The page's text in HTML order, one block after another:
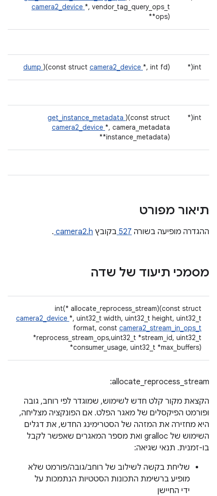
camera2_device *, vendor_tag_query_ops_t
**ops)
int(*
dump )(const struct camera2_device *, int fd)
int(*
get_instance_metadata )(const struct
camera2_device *, camera_metadata
**instance_metadata)
תיאור מפורט
ההגדרה מופיעה בשורה 527 בקובץ camera2.h
.
מסמכי תיעוד של שדה
int(* allocate_reprocess_stream)(const struct
camera2_device *, uint32_t width, uint32_t height, uint32_t
format, const camera2_stream_in_ops_t
*reprocess_stream_ops,uint32_t *stream_id, uint32_t
*consumer_usage, uint32_t *max_buffers)
allocate_reprocess_stream:
הקצאת מקור קלט חדש לשימוש, שמוגדר לפי רוחב, גובה
ופורמט הפיקסלים של מאגר הפלט. אם הפונקציה מצליחה,
היא מחזירה את המזהה של הסטרימינג החדש, את דגלים
השימוש של gralloc ואת מספר המאגרים שאפשר לקבל
בו-זמנית. תנאי שגיאה:
שליחת בקשה לשילוב של רוחב/גובה/פורמט שלא
מופיע ברשימת התכונות הסטטיות הנתמכות על
ידי החיישן